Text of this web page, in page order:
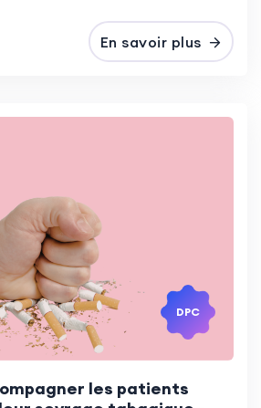
En savoir plus
DPC
les patients